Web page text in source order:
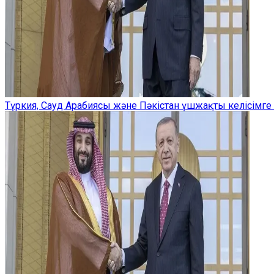
Түркия, Сауд Арабиясы және Пәкістан үшжақты